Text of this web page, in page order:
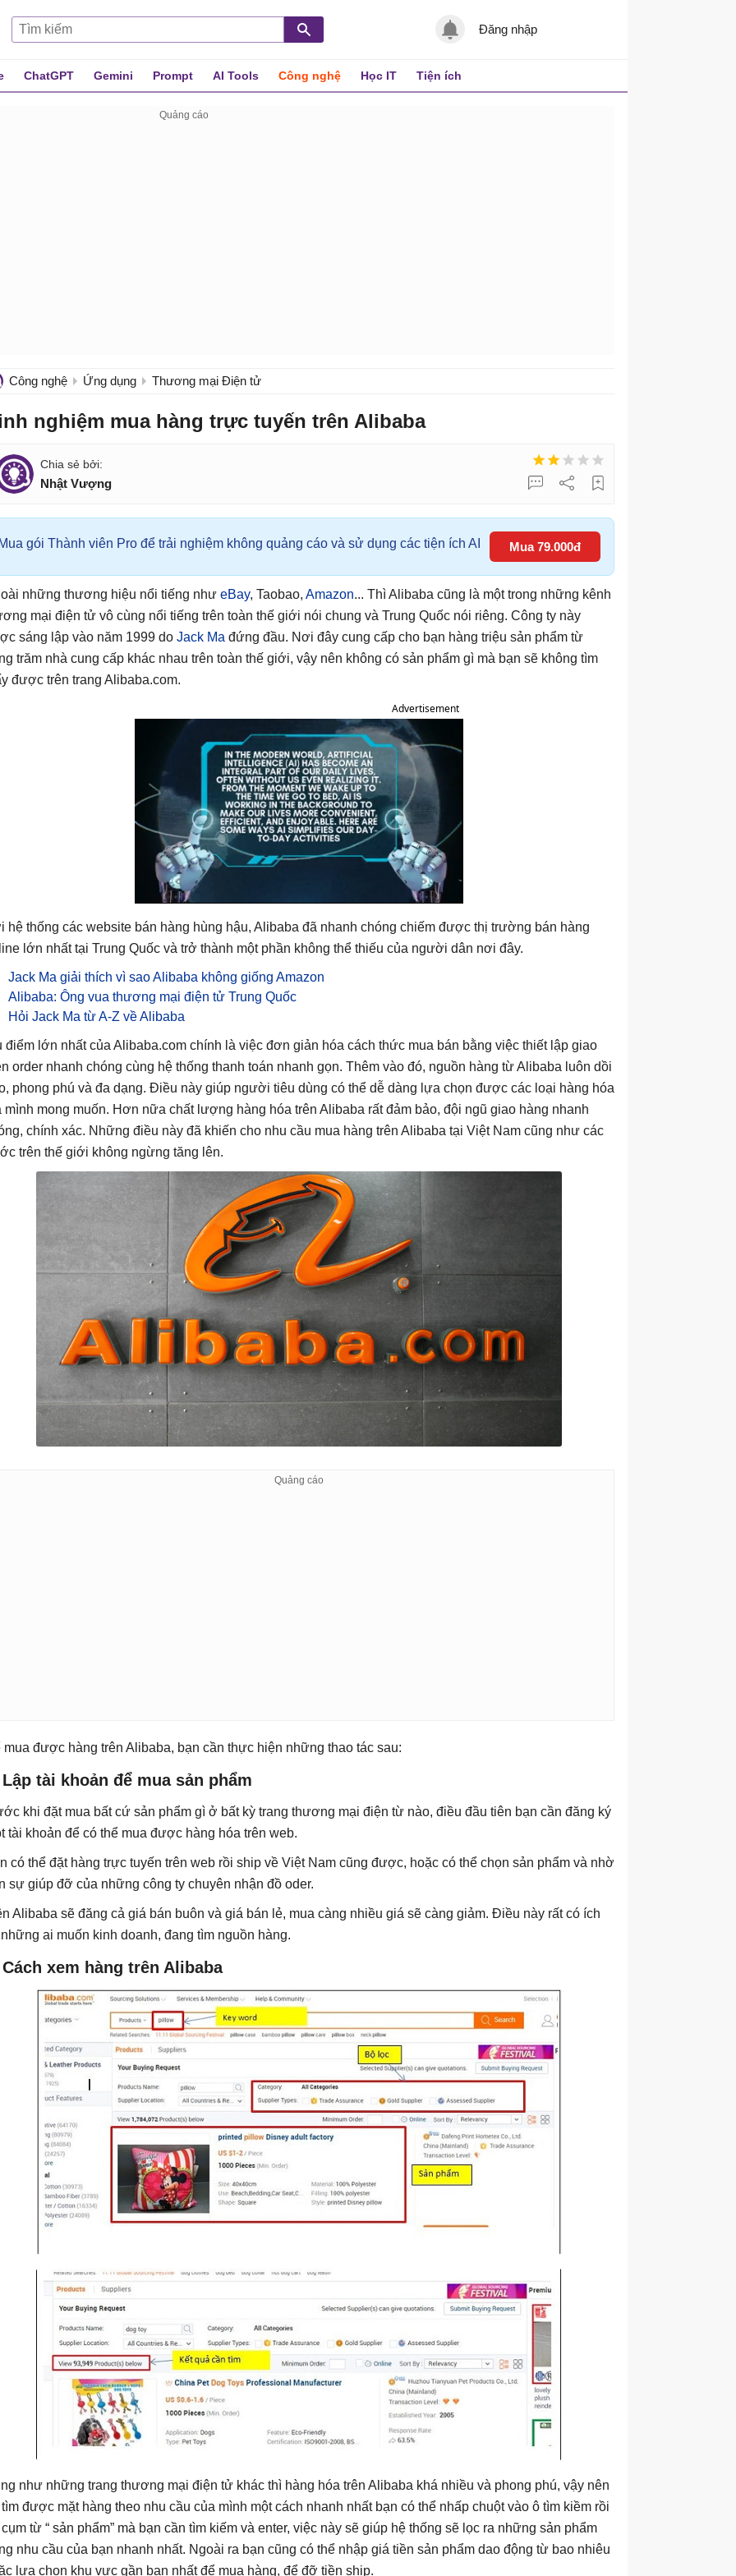
Đăng nhập
ChatGPT Gemini Prompt AI Tools Công nghệ Học IT Tiện ích
Công nghệ Ứng dụng Thương mại Điện tử
nghiệm mua hàng trực tuyến trên Alibaba
Nhật Vượng
Mua gói Thành viên Pro để trải nghiệm không quảng cáo và sử dụng các tiện ích AI Mua 79.000đ
những thương hiệu nổi tiếng như eBay, Taobao, Amazon... Thì Alibaba cũng là một trong những kênh
mại điện tử vô cùng nổi tiếng trên toàn thế giới nói chung và Trung Quốc nói riêng. Công ty này
sáng lập vào năm 1999 do Jack Ma đứng đầu. Nơi đây cung cấp cho bạn hàng triệu sản phẩm từ
trăm nhà cung cấp khác nhau trên toàn thế giới, vậy nên không có sản phẩm gì mà bạn sẽ không tìm
được trên trang Alibaba.com.
Advertisement
hệ thống các website bán hàng hùng hậu, Alibaba đã nhanh chóng chiếm được thị trường bán hàng
lớn nhất tại Trung Quốc và trở thành một phần không thể thiếu của người dân nơi đây.
Jack Ma giải thích vì sao Alibaba không giống Amazon
Alibaba: Ông vua thương mại điện tử Trung Quốc
Hỏi Jack Ma từ A-Z về Alibaba
điểm lớn nhất của Alibaba.com chính là việc đơn giản hóa cách thức mua bán bằng việc thiết lập giao
order nhanh chóng cùng hệ thống thanh toán nhanh gọn. Thêm vào đó, nguồn hàng từ Alibaba luôn dồi
phong phú và đa dạng. Điều này giúp người tiêu dùng có thể dễ dàng lựa chọn được các loại hàng hóa
mình mong muốn. Hơn nữa chất lượng hàng hóa trên Alibaba rất đảm bảo, đội ngũ giao hàng nhanh
chính xác. Những điều này đã khiến cho nhu cầu mua hàng trên Alibaba tại Việt Nam cũng như các
trên thế giới không ngừng tăng lên.
được hàng trên Alibaba, bạn cần thực hiện những thao tác sau:
Lập tài khoản để mua sản phẩm
khi đặt mua bất cứ sản phẩm gì ở bất kỳ trang thương mại điện từ nào, điều đầu tiên bạn cần đăng ký
tài khoản để có thể mua được hàng hóa trên web.
có thể đặt hàng trực tuyến trên web rồi ship về Việt Nam cũng được, hoặc có thể chọn sản phẩm và nhờ
sự giúp đỡ của những công ty chuyên nhận đồ oder.
Alibaba sẽ đăng cả giá bán buôn và giá bán lẻ, mua càng nhiều giá sẽ càng giảm. Điều này rất có ích
ai muốn kinh doanh, đang tìm nguồn hàng.
xem hàng trên Alibaba
như những trang thương mại điện tử khác thì hàng hóa trên Alibaba khá nhiều và phong phú, vậy nên
được mặt hàng theo nhu cầu của mình một cách nhanh nhất bạn có thể nhấp chuột vào ô tìm kiềm rồi
từ “ sản phẩm” mà bạn cần tìm kiếm và enter, việc này sẽ giúp hệ thống sẽ lọc ra những sản phẩm
nhu cầu của bạn nhanh nhất. Ngoài ra bạn cũng có thể nhập giá tiền sản phẩm dao động từ bao nhiêu
lựa chọn khu vực gần bạn nhất để mua hàng, để đỡ tiền ship.